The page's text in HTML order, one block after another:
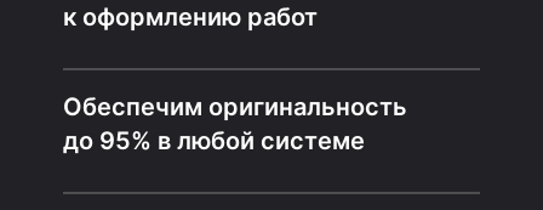
к оформлению работ
Обеспечим оригинальность
до 95% в любой системе